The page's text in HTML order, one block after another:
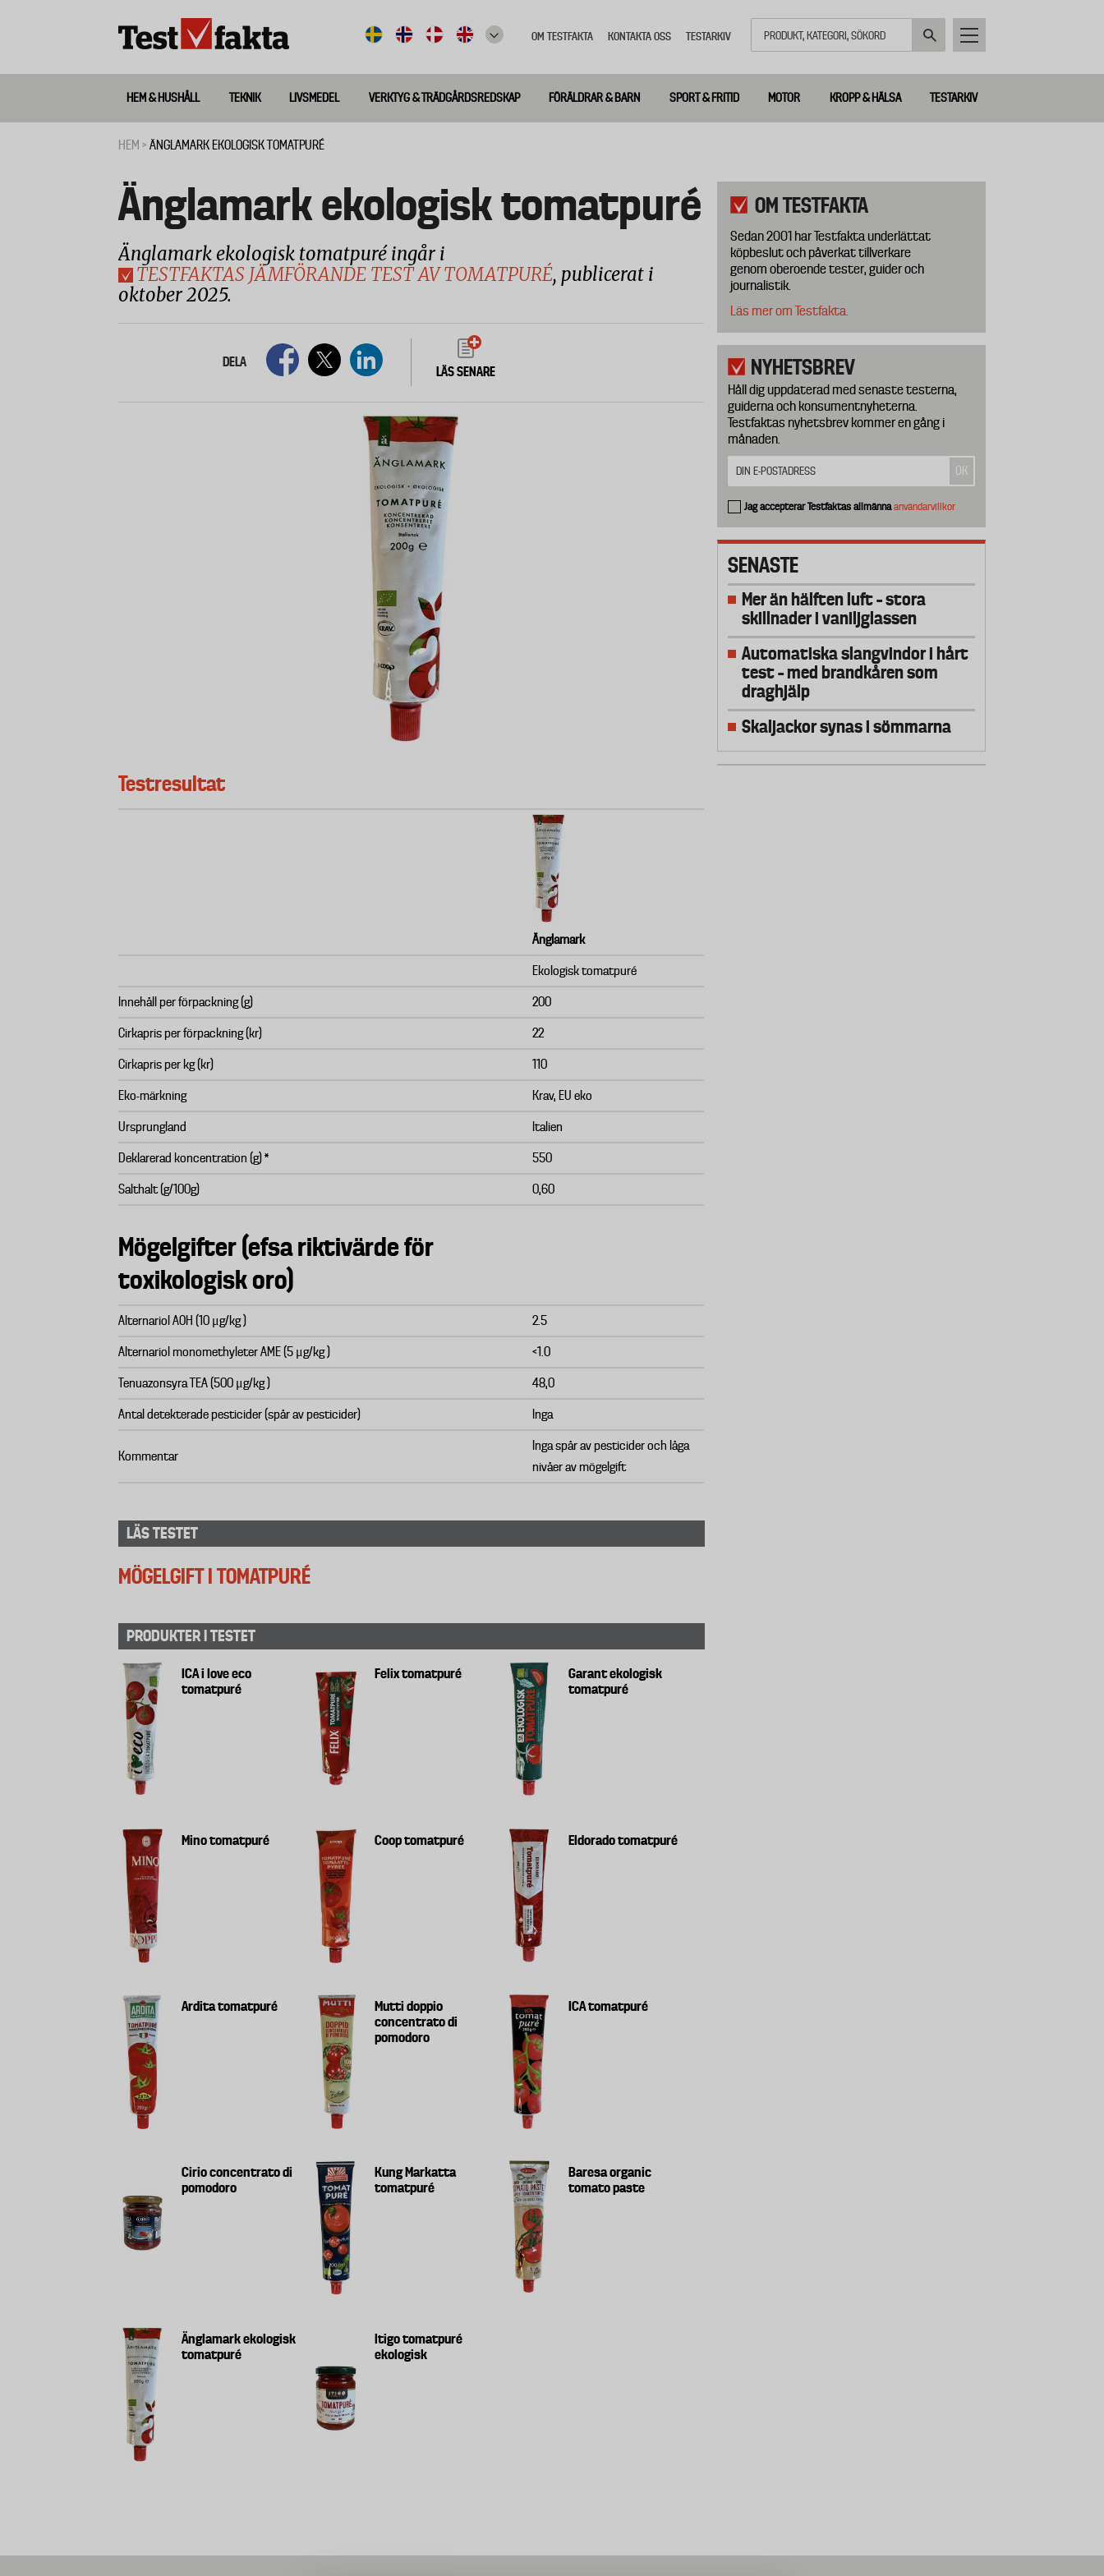
meny
OM TESTFAKTA KONTAKTA OSS TESTARKIV
Huvudmeny
ny
HEM & HUSHÅLL TEKNIK LIVSMEDEL VERKTYG & TRÄDGÅRDSREDSKAP FÖRÄLDRAR & BARN SPORT & FRITID MOTOR KROPP & HÄLSA TESTARKIV
HEM ÄNGLAMARK EKOLOGISK TOMATPURÉ
Änglamark ekologisk tomatpuré
Änglamark ekologisk tomatpuré ingår i
TESTFAKTAS JÄMFÖRANDE TEST AV TOMATPURÉ, publicerat i
oktober 2025.
DELA
LÄS SENARE
Testresultat
Änglamark
Ekologisk tomatpuré
Innehåll per förpackning (g) 200
Cirkapris per förpackning (kr) 22
Cirkapris per kg (kr) 110
Eko-märkning Krav, EU eko
Ursprungland Italien
Deklarerad koncentration (g) * 550
Salthalt (g/100g) 0,60
Mögelgifter (efsa riktivärde för
toxikologisk oro)
Alternariol AOH (10 μg/kg ) 2.5
Alternariol monomethyleter AME (5 μg/kg ) <1.0
Tenuazonsyra TEA (500 μg/kg ) 48,0
Antal detekterade pesticider (spår av pesticider) Inga
Kommentar
Inga spår av pesticider och låga
nivåer av mögelgift
LÄS TESTET
MÖGELGIFT I TOMATPURÉ
PRODUKTER I TESTET
ICA i love eco
tomatpuré
Felix tomatpuré
Garant ekologisk
tomatpuré
Mino tomatpuré Coop tomatpuré Eldorado tomatpuré
Ardita tomatpuré
Mutti doppio
concentrato di
pomodoro
ICA tomatpuré
Cirio concentrato di
pomodoro
Kung Markatta
tomatpuré
Baresa organic
tomato paste
Änglamark ekologisk
tomatpuré
Itigo tomatpuré
ekologisk
OM TESTFAKTA
Sedan 2001 har Testfakta underlättat
köpbeslut och påverkat tillverkare
genom oberoende tester, guider och
journalistik.
Läs mer om Testfakta.
NYHETSBREV
Håll dig uppdaterad med senaste testerna,
guiderna och konsumentnyheterna.
Testfaktas nyhetsbrev kommer en gång i
månaden.
Jag accepterar Testfaktas allmännaanvändarvillkor
SENASTE
Mer än hälften luft – stora
skillnader i vaniljglassen
Automatiska slangvindor i hårt
test – med brandkåren som
draghjälp
Skaljackor synas i sömmarna